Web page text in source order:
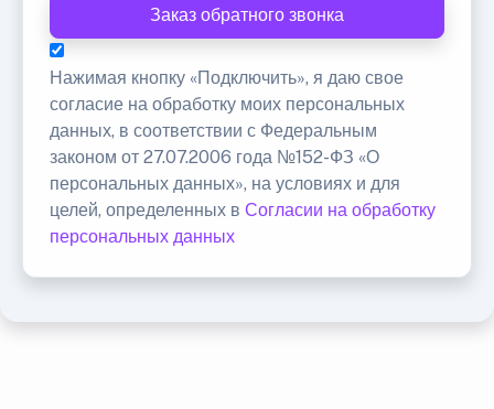
Заказ обратного звонка
Нажимая кнопку «Подключить», я даю свое
согласие на обработку моих персональных
данных, в соответствии с Федеральным
законом от 27.07.2006 года №152-ФЗ «О
персональных данных», на условиях и для
целей, определенных в Согласии на обработку
персональных данных